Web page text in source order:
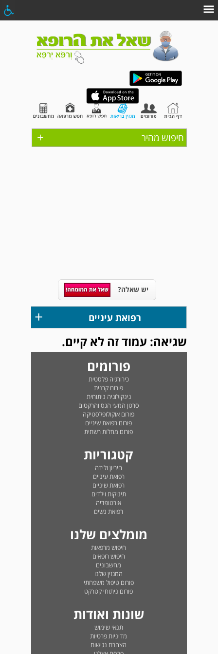
+ חיפוש מהיר
יש שאלה?
רפואת עיניים +
שגיאה: עמוד זה לא קיים.
פורומים
כירורגיה פלסטית
פורום קרנית
גינקולוגיה ניתוחית
סרטן המעי הגס והרקטום
פורום אוקולופלסטיקה
פורום רפואת שיניים
פורום מחלות רשתית
קטגוריות
היריון ולידה
רפואת עיניים
רפואת שיניים
תינוקות וילדים
אורטופדיה
רפואת נשים
מומלצים שלנו
חיפוש מרפאות
חיפוש רופאים
מחשבונים
המגזין שלנו
פורום טיפול משפחתי
פורום ניתוחי קטרקט
שונות ואודות
תנאי שימוש
מדיניות פרטיות
הצהרת נגישות